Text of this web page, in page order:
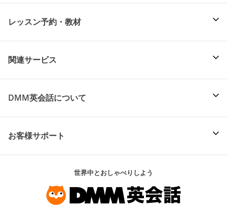
レッスン予約・教材
関連サービス
DMM英会話について
お客様サポート
世界中とおしゃべりしよう